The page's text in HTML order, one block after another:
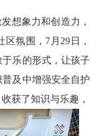
想象力和创造力，
氛围，7月29日，
乐的形式，让孩子
及中增强安全自护
获了知识与乐趣，